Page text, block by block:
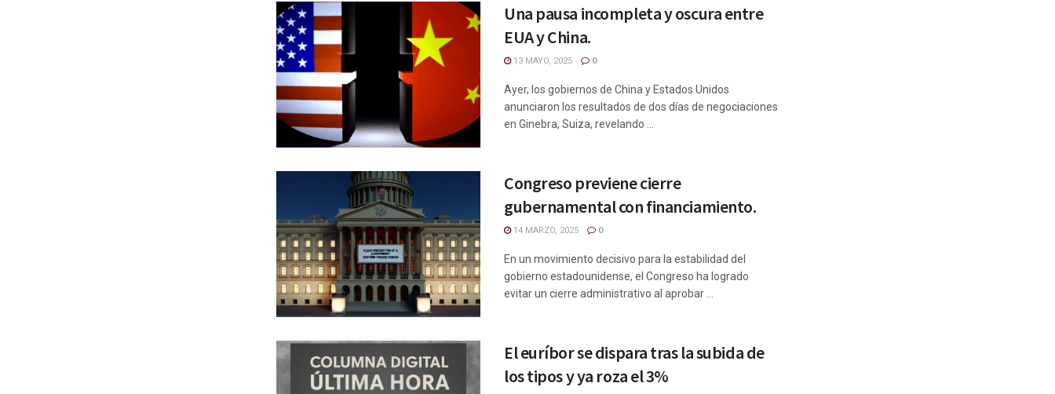
Una pausa incompleta y oscura entre
EUA y China.
13 MAYO, 2025 0
Ayer, los gobiernos de China y Estados Unidos
anunciaron los resultados de dos días de negociaciones
en Ginebra, Suiza, revelando ...
Congreso previene cierre
gubernamental con financiamiento.
14 MARZO, 2025 0
En un movimiento decisivo para la estabilidad del
gobierno estadounidense, el Congreso ha logrado
evitar un cierre administrativo al aprobar ...
El euríbor se dispara tras la subida de
los tipos y ya roza el 3%